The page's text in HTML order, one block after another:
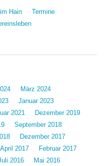
Hain
Termine
März 2024
Januar 2023
2021
Dezember 2019
September 2018
Dezember 2017
April 2017
Februar 2017
2016
Mai 2016